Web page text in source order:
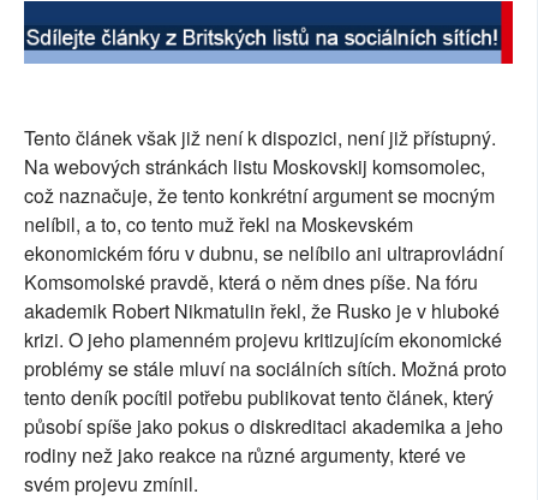
Tento článek však již není k dispozici, není již přístupný.
Na webových stránkách listu Moskovskij komsomolec,
což naznačuje, že tento konkrétní argument se mocným
nelíbil, a to, co tento muž řekl na Moskevském
ekonomickém fóru v dubnu, se nelíbilo ani ultraprovládní
Komsomolské pravdě, která o něm dnes píše. Na fóru
akademik Robert Nikmatulin řekl, že Rusko je v hluboké
krizi. O jeho plamenném projevu kritizujícím ekonomické
problémy se stále mluví na sociálních sítích. Možná proto
tento deník pocítil potřebu publikovat tento článek, který
působí spíše jako pokus o diskreditaci akademika a jeho
rodiny než jako reakce na různé argumenty, které ve
svém projevu zmínil.